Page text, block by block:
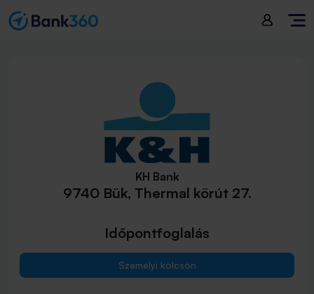
KH Bank
9740 Bük, Thermal körút 27.
Időpontfoglalás
Személyi kölcsön